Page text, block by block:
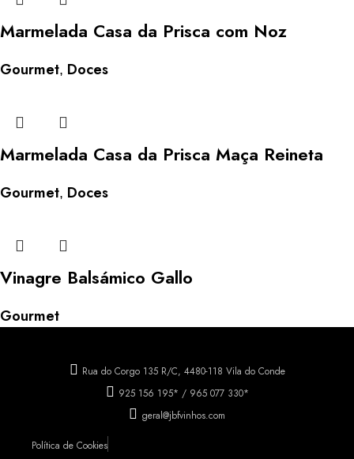
Marmelada Casa da Prisca com Noz
Gourmet, Doces
Marmelada Casa da Prisca Maça Reineta
Gourmet, Doces
Vinagre Balsámico Gallo
Gourmet
Rua do Corgo 135 R/C, 4480-118 Vila do Conde
925 156 195* / 965 077 330*
geral@jbfvinhos.com
Política de Cookies